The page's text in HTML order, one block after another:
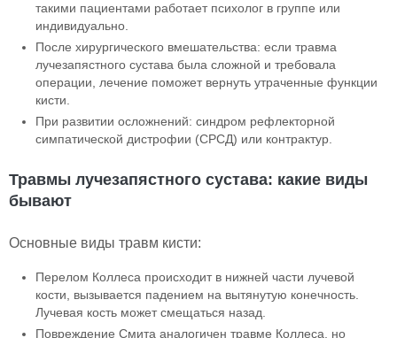
такими пациентами работает психолог в группе или
индивидуально.
После хирургического вмешательства: если травма
лучезапястного сустава была сложной и требовала
операции, лечение поможет вернуть утраченные функции
кисти.
При развитии осложнений: синдром рефлекторной
симпатической дистрофии (СРСД) или контрактур.
Травмы лучезапястного сустава: какие виды
бывают
Основные виды травм кисти:
Перелом Коллеса происходит в нижней части лучевой
кости, вызывается падением на вытянутую конечность.
Лучевая кость может смещаться назад.
Повреждение Смита аналогичен травме Коллеса, но